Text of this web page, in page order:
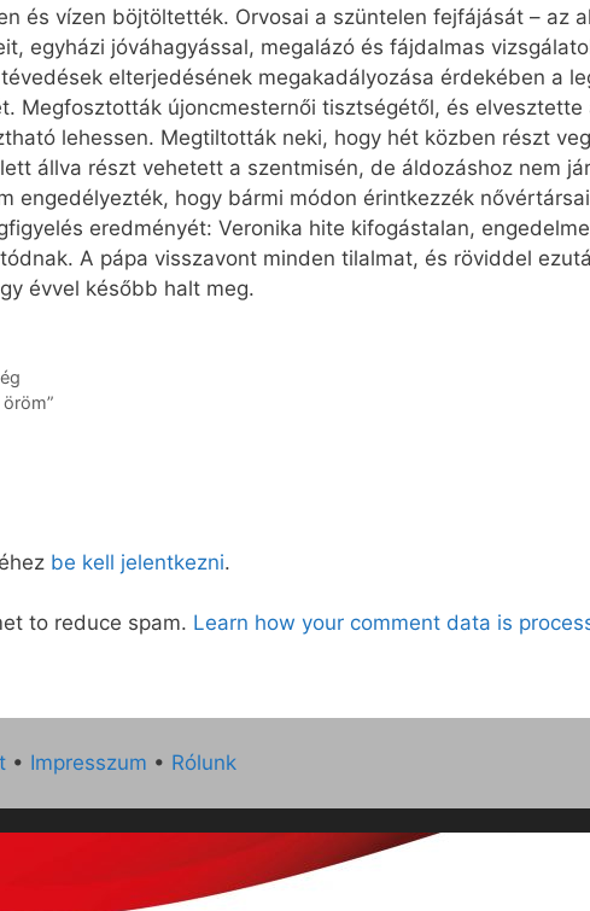
és vízen böjtöltették. Orvosai a szüntelen fejfájását – az
egyházi jóváhagyással, megalázó és fájdalmas
elterjedésének megakadályozása érdekében a
Megfosztották újonc­mesternői tisztségétől, és
lehessen. Megtiltották neki, hogy hét közben részt
állva részt vehetett a szentmisén, de áldozáshoz nem
engedélyezték, hogy bármi módon érintkezzék
eredményét: Veronika hite kifogástalan,
A pápa visszavont minden tilalmat, és röviddel
évvel később halt meg.
be kell jelentkezni.
to reduce spam. Learn how your comment data is
• Impresszum • Rólunk